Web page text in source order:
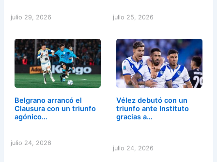
julio 29, 2026 julio 25, 2026
Belgrano arrancó el
Clausura con un triunfo
agónico…
julio 24, 2026
Vélez debutó con un
triunfo ante Instituto
gracias a…
julio 24, 2026